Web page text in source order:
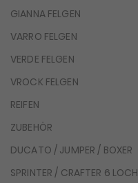
GIANNA FELGEN
VARRO FELGEN
VERDE FELGEN
VROCK FELGEN
REIFEN
ZUBEHÖR
DUCATO / JUMPER / BOXER
SPRINTER / CRAFTER 6 LOCH